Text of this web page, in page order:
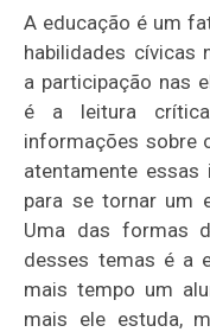
A educação é um
habilidades cívicas
a participação nas
é a leitura
informações sobre
atentamente
para se tornar um
Uma das formas
desses temas é a
mais tempo um
mais ele estuda,